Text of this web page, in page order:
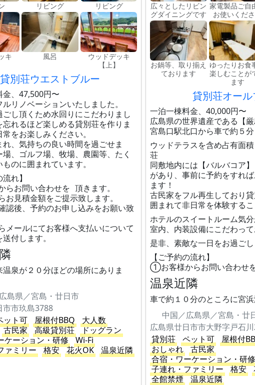
リビング リビング
キ
風呂
ウッドデッキ
【上】
貸別荘ウエストブルー
金、47,500円〜
リノベーションいたしました。
し頂くため水回りにこだわりまし
忘れるほど楽しめる貸別荘を作りま
をお楽しみください。
れ、気持ちの良い時間を過ごせま
、ゴルフ場、牧場、農園等、たく
のに囲まれています。
流れ】
お問い合わせを 頂きます。
見積金額をご提示致します。
後、予約のお申し込みをお願い致
ールにてお客様へ支払いについて
付します。
泉が２０分ほどの場所にありま
島県／宮島・廿日市
市市玖島3788
ット可 屋根付BBQ
大人数
古民家 高級貸別荘
ドッグラン
ケーション・研修
Wi-Fi
ァミリー
格安 花火OK 温泉近隣
広々としたリビン
グダイニングです
家電製品ご自
お使いくだ
お鍋等、取り揃え
ております
ゆったりお食
楽しむことが
ます
貸別荘オー
一泊一棟料金、40,000円〜
広島県の世界遺産である【
宮島口駅北口から車で約５分
ウッドテラスを含め占有面
荘
同敷地内には【バルバコア
があり、事前に予約をすれ
ます！
古民家をフル再生しており
囲まれて非日常を体験するこ
ホテルのスイートルーム気
室内、内装設備にこだわって
是非、素敵な一日をお過ごし
【ご予約の流れ】
①お客様からお問い合わせ
温泉近隣
車で約１０分のところに宮
中国／広島県／宮島・廿
広島県廿日市市大野字戸石
貸別荘
ペット可 屋根付
おしゃれ
古民家
合宿・ワーケーション・研修
子連れ・ファミリー
格安
全館禁煙
温泉近隣